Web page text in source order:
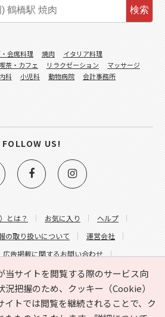
当サイトを閲覧する際のサービス向
況把握のため、クッキー（Cookie）
イトでは閲覧を継続されることで、ク
とは？ お気に入り
ヘルプ
の取り扱いについて
運営会社
広告掲載に関するお問い合わせ
内容に関するお問い合わせ
検索
会席料理 焼肉
イタリア料理
茶・カフェ リラクゼーション
マッサージ
内科 小児科 動物病院
会計事務所
FOLLOW US!